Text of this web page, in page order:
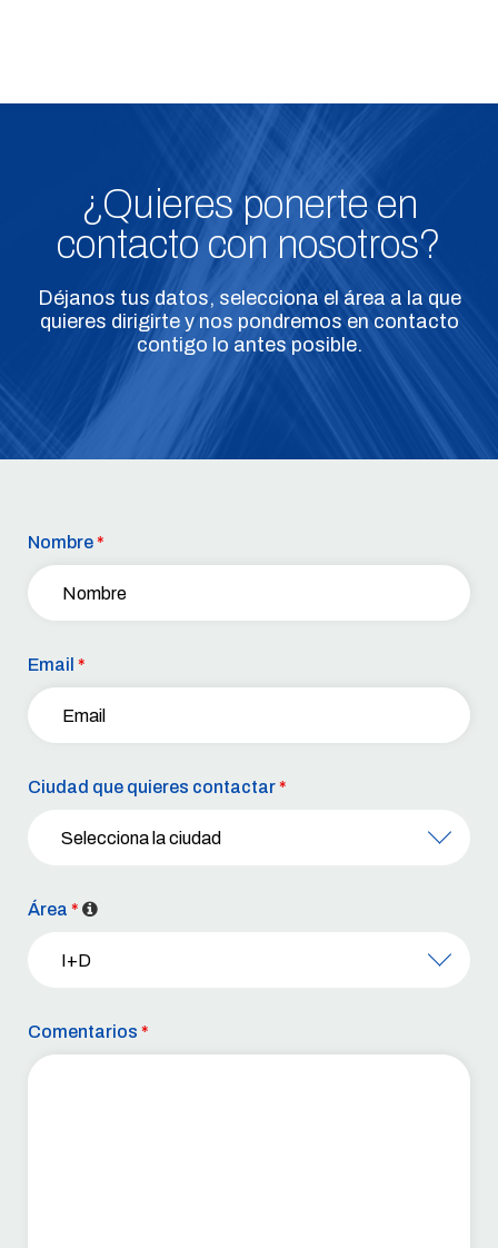
¿Quieres ponerte en
contacto con nosotros?
Déjanos tus datos, selecciona el área a la que
quieres dirigirte y nos pondremos en contacto
contigo lo antes posible.
Nombre*
Email *
Ciudad que quieres contactar*
Área *
Comentarios *